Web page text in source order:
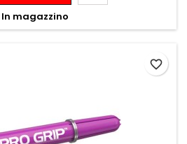
In magazzino
favorite_border